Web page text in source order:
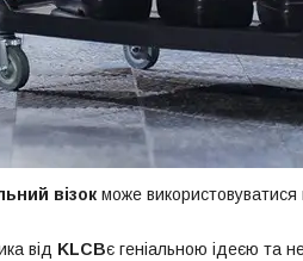
візок може використовуватися
від KLCBє геніальною ідеєю та